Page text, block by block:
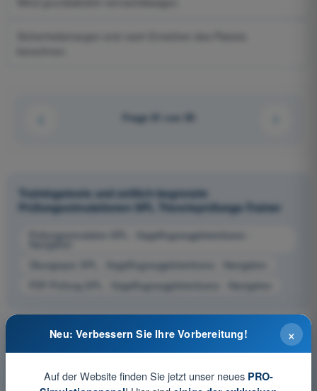
Frage 81 von 95
Trainingstests und zeitlich begrenzte
Prüfungssimulationen SPL Theorieprüfungs-Trainer
Prüfungssimulation SPL - Segelflugzeugpilotenlizenz -
Übungsquiz SPL - Segelflugzeugpilotenlizenz - Navigation
PDF-Prüfung SPL - Segelflugzeugpilotenlizenz - Navigation
×
Neu: Verbessern Sie Ihre Vorbereitung!
Auf der Website finden Sie jetzt unser neues PRO-